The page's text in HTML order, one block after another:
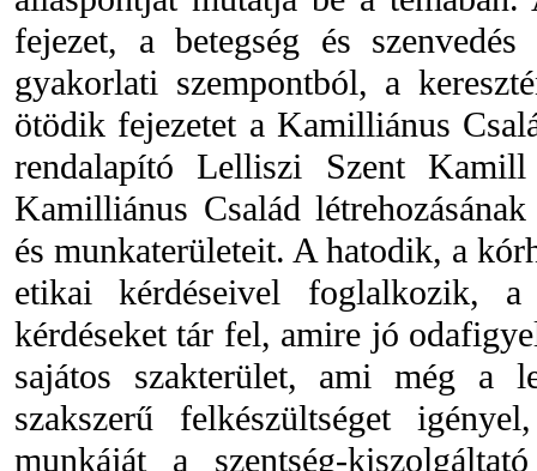
fejezet, a betegség és
gyakorlati szempontból, a
ötödik fejezetet a Kamilliánus
rendalapító Lelliszi Szent
Kamilliánus Család létrehozásának
és munkaterületeit. A hatodik, a
etikai kérdéseivel foglalkozik,
kérdéseket tár fel, amire jó
sajátos szakterület, ami még a
szakszerű felkészültséget
munkáját a szentség-